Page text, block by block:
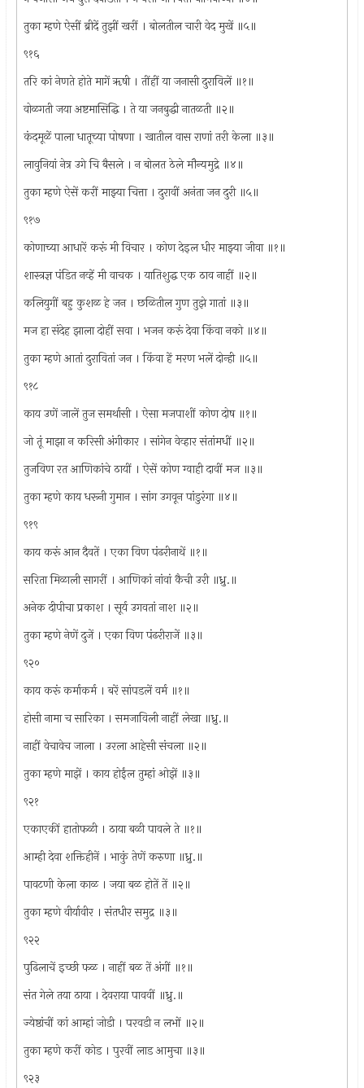
तुका म्हणे ऐसीं ब्रीदें तुझीं खरीं । बोलतील चारी वेद मुखें ॥५॥
९१६
तरि कां नेणते होते मागें ॠषी । तींहीं या जनासी दुराविलें ॥१॥
वोळगती जया अष्टमासिद्धि । ते या जनबुद्धी नातळती ॥२॥
कंदमूळें पाला धातूच्या पोषणा । खातील वास राणां तरी केला ॥३॥
लावुनियां नेत्र उगे चि बैसले । न बोलत ठेले मौन्यमुद्रे ॥४॥
तुका म्हणे ऐसें करीं माझ्या चित्ता । दुरावीं अनंता जन दुरी ॥५॥
९१७
कोणाच्या आधारें करूं मी विचार । कोण देइल धीर माझ्या जीवा ॥१॥
शास्त्रज्ञ पंडित नव्हें मी वाचक । यातिशुद्ध एक ठाव नाहीं ॥२॥
कलियुगीं बहु कुशळ हे जन । छळितील गुण तुझे गातां ॥३॥
मज हा संदेह झाला दोहीं सवा । भजन करूं देवा किंवा नको ॥४॥
तुका म्हणे आतां दुरावितां जन । किंवा हें मरण भलें दोन्ही ॥५॥
९१८
काय उणें जालें तुज समर्थासी । ऐसा मजपाशीं कोण दोष ॥१॥
जो तूं माझा न करिसी अंगीकार । सांगेन वेव्हार संतांमधीं ॥२॥
तुजविण रत आणिकांचे ठायीं । ऐसें कोण ग्वाही दावीं मज ॥३॥
तुका म्हणे काय धरूनी गुमान । सांग उगवून पांडुरंगा ॥४॥
९१९
काय करूं आन दैवतें । एका विण पंढरीनाथें ॥१॥
सरिता मिळाली सागरीं । आणिकां नांवां कैची उरी ॥ध्रु.॥
अनेक दीपीचा प्रकाश । सूर्य उगवतां नाश ॥२॥
तुका म्हणे नेणें दुजें । एका विण पंढरीराजें ॥३॥
९२०
काय करूं कर्माकर्म । बरें सांपडलें वर्म ॥१॥
होसी नामा च सारिका । समजाविली नाहीं लेखा ॥ध्रु.॥
नाहीं वेचावेच जाला । उरला आहेसी संचला ॥२॥
तुका म्हणे माझें । काय होईंल तुम्हां ओझें ॥३॥
९२१
एकाएकीं हातोफळी । ठाया बळी पावले ते ॥१॥
आम्ही देवा शक्तिहीनें । भाकुं तेणें करुणा ॥ध्रु.॥
पावटणी केला काळ । जया बळ होतें तें ॥२॥
तुका म्हणे वीर्यावीर । संतधीर समुद्र ॥३॥
९२२
पुढिलाचें इच्छी फळ । नाहीं बळ तें अंगीं ॥१॥
संत गेले तया ठाया । देवराया पाववीं ॥ध्रु.॥
ज्येष्ठांचीं कां आम्हां जोडी । परवडी न लभों ॥२॥
तुका म्हणे करीं कोड । पुरवीं लाड आमुचा ॥३॥
९२३